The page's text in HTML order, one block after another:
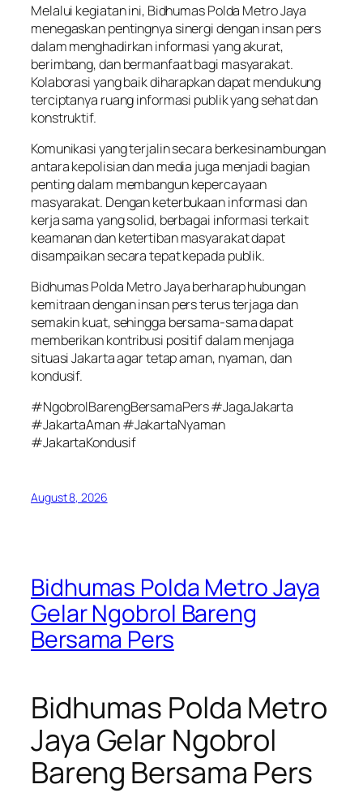
Melalui kegiatan ini, Bidhumas Polda Metro Jaya
menegaskan pentingnya sinergi dengan insan pers
dalam menghadirkan informasi yang akurat,
berimbang, dan bermanfaat bagi masyarakat.
Kolaborasi yang baik diharapkan dapat mendukung
terciptanya ruang informasi publik yang sehat dan
konstruktif.
Komunikasi yang terjalin secara berkesinambungan
antara kepolisian dan media juga menjadi bagian
penting dalam membangun kepercayaan
masyarakat. Dengan keterbukaan informasi dan
kerja sama yang solid, berbagai informasi terkait
keamanan dan ketertiban masyarakat dapat
disampaikan secara tepat kepada publik.
Bidhumas Polda Metro Jaya berharap hubungan
kemitraan dengan insan pers terus terjaga dan
semakin kuat, sehingga bersama-sama dapat
memberikan kontribusi positif dalam menjaga
situasi Jakarta agar tetap aman, nyaman, dan
kondusif.
#NgobrolBarengBersamaPers #JagaJakarta
#JakartaAman #JakartaNyaman
#JakartaKondusif
August 8, 2026
Bidhumas Polda Metro Jaya
Gelar Ngobrol Bareng
Bersama Pers
Bidhumas Polda Metro
Jaya Gelar Ngobrol
Bareng Bersama Pers